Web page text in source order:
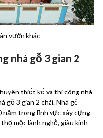
vườn khác
nhà gỗ 3 gian 2
thiết kế và thi công nhà
gỗ 3 gian 2 chái. Nhà gỗ
năm trong lĩnh vực xây dựng
mộc lành nghề, giàu kinh